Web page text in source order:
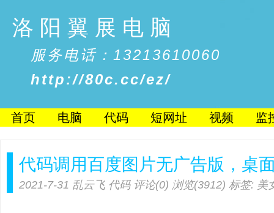
洛阳翼展电脑
服务电话：13213610060
http://80c.cc/ez/
首页 电脑 代码 短网址 视频 监
代码调用百度图片无广告版，桌
2021-7-31 乱云飞 代码 评论(0) 浏览(3912) 标签: 美